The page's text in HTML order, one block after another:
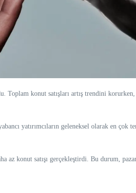
konut satışları artış trendini korurken,
yatırımcıların geleneksel olarak en çok
az konut satışı gerçekleştirdi. Bu durum,